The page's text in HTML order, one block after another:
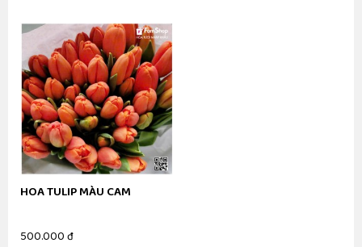
HOA TULIP MÀU CAM
500.000 đ